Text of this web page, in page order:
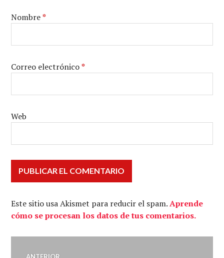
Nombre*
Correo electrónico*
Web
Este sitio usa Akismet para reducir el spam.Aprende
cómo se procesan los datos de tus comentarios.
Navegación
ANTERIOR